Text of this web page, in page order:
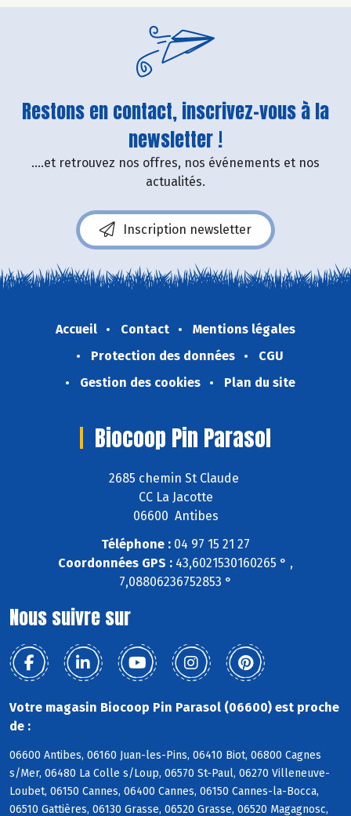
Restons en contact, inscrivez-vous à la
newsletter !
....et retrouvez nos offres, nos événements et nos
actualités.
Inscription newsletter
Accueil Contact
Mentions légales
Protection des données
CGU
Gestion des cookies
Plan du site
Biocoop Pin Parasol
2685 chemin St Claude
CC La Jacotte
06600 Antibes
Téléphone : 04 97 15 21 27
Coordonnées GPS : 43,6021530160265 ° ,
7,08806236752853 °
Nous suivre sur
Votre magasin Biocoop Pin Parasol (06600) est proche
de :
06600 Antibes, 06160 Juan-les-Pins, 06410 Biot, 06800 Cagnes
s/Mer, 06480 La Colle s/Loup, 06570 St-Paul, 06270 Villeneuve-
Loubet, 06150 Cannes, 06400 Cannes, 06150 Cannes-la-Bocca,
06510 Gattières, 06130 Grasse, 06520 Grasse, 06520 Magagnosc,